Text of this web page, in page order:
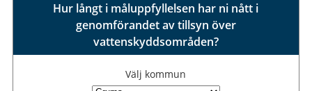
Hur långt i måluppfyllelsen har ni nått i
genomförandet av tillsyn över
vattenskyddsområden?
Välj kommun